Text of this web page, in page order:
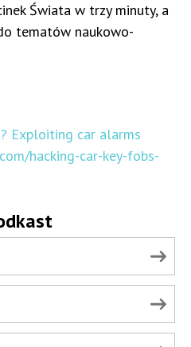
Świata w trzy minuty, a
tematów naukowo-
Exploiting car alarms
hacking-car-key-fobs-